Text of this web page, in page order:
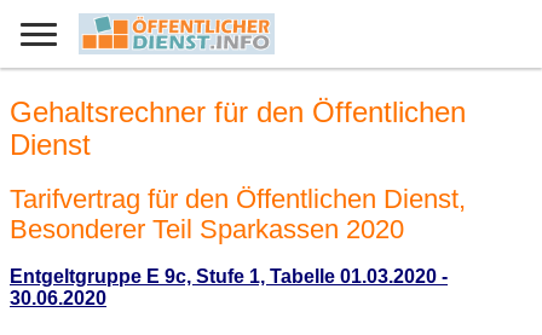
Gehaltsrechner für den Öffentlichen
Dienst
Tarifvertrag für den Öffentlichen Dienst,
Besonderer Teil Sparkassen 2020
Entgeltgruppe E 9c, Stufe 1, Tabelle 01.03.2020 -
30.06.2020